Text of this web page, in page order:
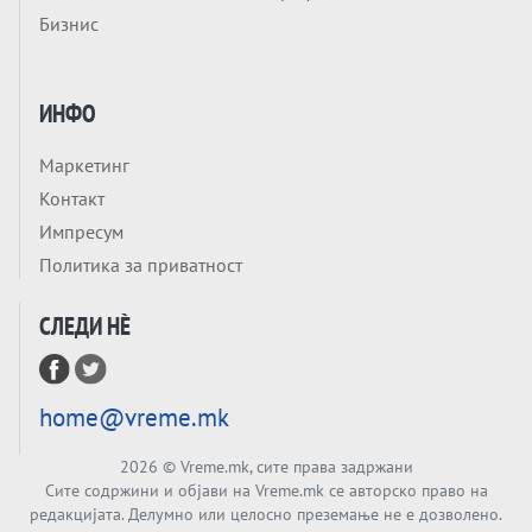
ВО СВЕТОТ?
БЕШЕ ЕДНАШ ЕДЕН СДСМ... А што остана
од него, најмногу знае Обвинителството
Тема
Бизнис
ИНФО
Маркетинг
Контакт
Импресум
Политика за приватност
СЛЕДИ НÈ
home@vreme.mk
2026 © Vreme.mk, сите права задржани
Сите содржини и објави на Vreme.mk се авторско право на
редакцијата. Делумно или целосно преземање не е дозволено.